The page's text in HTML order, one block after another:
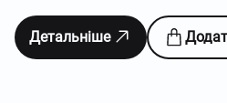
Детальніше